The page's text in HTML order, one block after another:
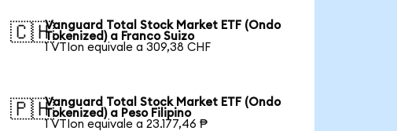
🇨🇭Vanguard Total Stock Market ETF (Ondo
Tokenized) a Franco Suizo
1 VTIon equivale a 309,38 CHF
🇵🇭Vanguard Total Stock Market ETF (Ondo
Tokenized) a Peso Filipino
1 VTIon equivale a 23.177,46 ₱